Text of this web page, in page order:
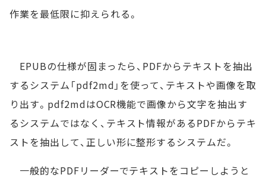
作業を最低限に抑えられる。
EPUBの仕様が固まったら、PDFからテキストを抽出
するシステム「pdf2md」を使って、テキストや画像を取
り出す。pdf2mdはOCR機能で画像から文字を抽出す
るシステムではなく、テキスト情報があるPDFからテキ
ストを抽出して、正しい形に整形するシステムだ。
一般的なPDFリーダーでテキストをコピーしようと